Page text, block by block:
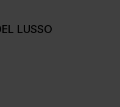
LUSSO